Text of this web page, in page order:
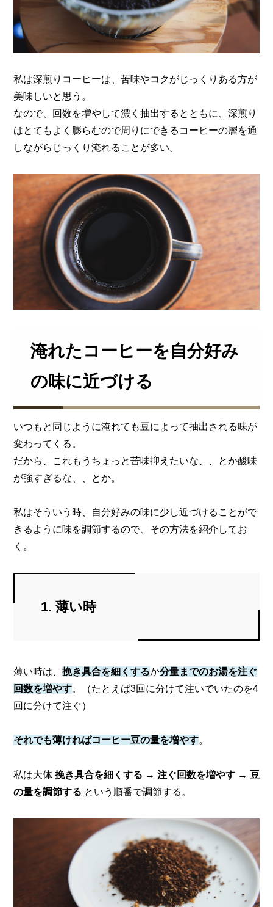
私は深煎りコーヒーは、苦味やコクがじっくりある方が
美味しいと思う。
なので、回数を増やして濃く抽出するとともに、 深煎り
はとてもよく膨らむので周りにできるコーヒーの層を通
しながらじっくり淹れることが多い。
淹れたコーヒーを自分好み
の味に近づける
いつもと同じように淹れても豆によって抽出される味が
変わってくる。
だから、これもうちょっと苦味抑えたいな、、とか酸味
が強すぎるな、、とか。
私はそういう時、自分好みの味に少し近づけることがで
きるように味を調節するので、その方法を紹介してお
く。
1. 薄い時
薄い時は、 挽き具合を細くするか分量までのお湯を注ぐ
回数を増やす。
（たとえば3回に分けて注いでいたのを4
回に分けて注ぐ）
それでも薄ければコーヒー豆の量を増やす。
私は大体 挽き具合を細くする → 注ぐ回数を増やす → 豆
の量を調節する という順番で調節する。